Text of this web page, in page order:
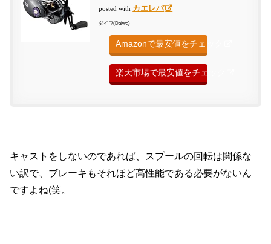
posted with カエレバ
ダイワ(Daiwa)
Amazonで最安値をチェック
楽天市場で最安値をチェック
キャストをしないのであれば、スプールの回転は関係な
い訳で、ブレーキもそれほど高性能である必要がないん
ですよね(笑。